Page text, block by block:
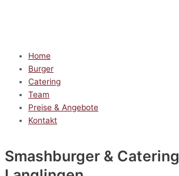
Home
Burger
Catering
Team
Preise & Angebote
Kontakt
Smashburger & Catering